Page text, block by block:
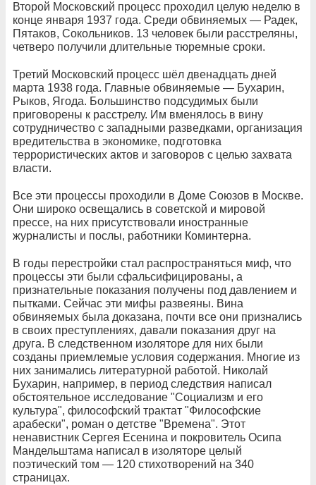
Второй Московский процесс проходил целую неделю в
конце января 1937 года. Среди обвиняемых — Радек,
Пятаков, Сокольников. 13 человек были расстреляны,
четверо получили длительные тюремные сроки.
Третий Московский процесс шёл двенадцать дней
марта 1938 года. Главные обвиняемые — Бухарин,
Рыков, Ягода. Большинство подсудимых были
приговорены к расстрелу. Им вменялось в вину
сотрудничество с западными разведками, организация
вредительства в экономике, подготовка
террористических актов и заговоров с целью захвата
власти.
Все эти процессы проходили в Доме Союзов в Москве.
Они широко освещались в советской и мировой
прессе, на них присутствовали иностранные
журналисты и послы, работники Коминтерна.
В годы перестройки стал распространяться миф, что
процессы эти были сфальсифицированы, а
признательные показания получены под давлением и
пытками. Сейчас эти мифы развеяны. Вина
обвиняемых была доказана, почти все они признались
в своих преступлениях, давали показания друг на
друга. В следственном изоляторе для них были
созданы приемлемые условия содержания. Многие из
них занимались литературной работой. Николай
Бухарин, например, в период следствия написал
обстоятельное исследование "Социализм и его
культура", философский трактат "Философские
арабески", роман о детстве "Времена". Этот
ненавистник Сергея Есенина и покровитель Осипа
Мандельштама написал в изоляторе целый
поэтический том — 120 стихотворений на 340
страницах.